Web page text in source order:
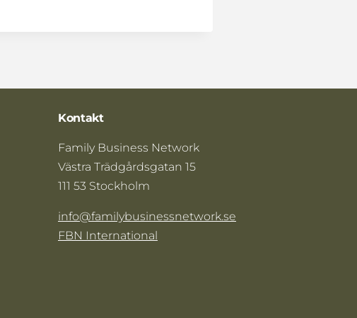
Kontakt
Family Business Network
Västra Trädgårdsgatan 15
111 53 Stockholm
info@familybusinessnetwork.se
FBN International